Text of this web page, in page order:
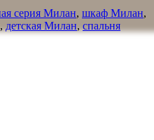
серия Милан, шкаф Милан,
, детская Милан, спальня